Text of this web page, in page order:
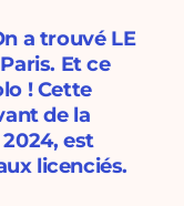
a trouvé LE
Et ce
! Cette
de la
est
licenciés.